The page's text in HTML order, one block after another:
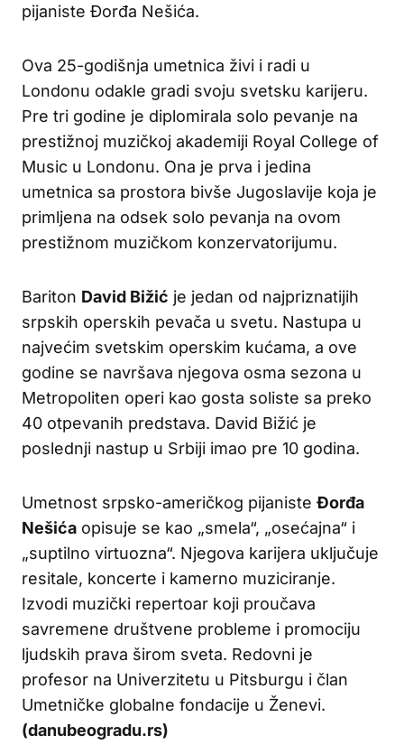
pijaniste Đorđa Nešića.
Ova 25-godišnja umetnica živi i radi u
Londonu odakle gradi svoju svetsku karijeru.
Pre tri godine je diplomirala solo pevanje na
prestižnoj muzičkoj akademiji Royal College of
Music u Londonu. Ona je prva i jedina
umetnica sa prostora bivše Jugoslavije koja je
primljena na odsek solo pevanja na ovom
prestižnom muzičkom konzervatorijumu.
Bariton David Bižić je jedan od najpriznatijih
srpskih operskih pevača u svetu. Nastupa u
najvećim svetskim operskim kućama, a ove
godine se navršava njegova osma sezona u
Metropoliten operi kao gosta soliste sa preko
40 otpevanih predstava. David Bižić je
poslednji nastup u Srbiji imao pre 10 godina.
Umetnost srpsko-američkog pijaniste Đorđa
Nešića opisuje se kao „smela“, „osećajna“ i
„suptilno virtuozna“. Njegova karijera uključuje
resitale, koncerte i kamerno muziciranje.
Izvodi muzički repertoar koji proučava
savremene društvene probleme i promociju
ljudskih prava širom sveta. Redovni je
profesor na Univerzitetu u Pitsburgu i član
Umetničke globalne fondacije u Ženevi.
(danubeogradu.rs)